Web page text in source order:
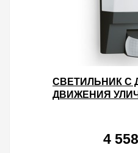
СВЕТИЛЬНИК С
ДВИЖЕНИЯ
4